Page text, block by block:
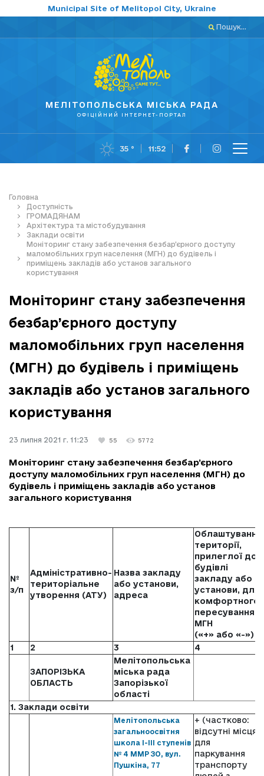
Municipal Site of Melitopol City, Ukraine
Пошук...
МЕЛІТОПОЛЬСЬКА МІСЬКА РАДА
ОФІЦІЙНИЙ ІНТЕРНЕТ-ПОРТАЛ
35 ° 11:52
Головна
Доступність
ГРОМАДЯНАМ
Архітектура та містобудування
Заклади освіти
Моніторинг стану забезпечення безбар’єрного доступу
маломобільних груп населення (МГН) до будівель і
приміщень закладів або установ загального
користування
Моніторинг стану забезпечення
безбар’єрного доступу
маломобільних груп населення
(МГН) до будівель і приміщень
закладів або установ загального
користування
23 липня 2021 г. 11:23 55 5772
Моніторинг стану забезпечення безбар’єрного
доступу маломобільних груп населення (МГН) до
будівель і приміщень закладів або установ
загального користування
№
з/п
Адміністративно-
територіальне
утворення (АТУ)
Назва закладу
або установи,
адреса
Облаштування
території,
прилеглої до
будівлі
закладу або
установи, для
комфортного
пересування
МГН
(«+» або «-»)
1
2 3 4
ЗАПОРІЗЬКА
ОБЛАСТЬ
Мелітопольська
міська рада
Запорізької
області
1. Заклади освіти
Мелітопольська
загальноосвітня
школа І-ІІІ ступенів
№ 4 ММР ЗО, вул.
Пушкіна, 77
+ (частково:
відсутні місця
для
паркування
транспорту